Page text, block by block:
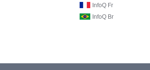
InfoQ Fr
InfoQ Br